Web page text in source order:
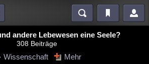
Blogs Videos
andere Lebewesen eine Seele?
308 Beiträge
Wissenschaft Mehr